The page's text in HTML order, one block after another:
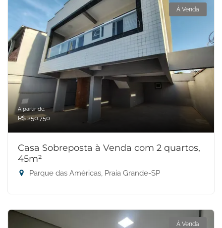
À Venda
A partir de:
R$ 250.750
Casa Sobreposta à Venda com 2 quartos,
45m²
Parque das Américas, Praia Grande-SP
À Venda